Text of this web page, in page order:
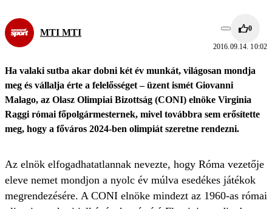
MTI MTI 0
2016.09.14. 10:02
Ha valaki sutba akar dobni két év munkát, világosan mondja
meg és vállalja érte a felelősséget – üzent ismét Giovanni
Malago, az Olasz Olimpiai Bizottság (CONI) elnöke Virginia
Raggi római főpolgármesternek, mivel továbbra sem erősítette
meg, hogy a főváros 2024-ben olimpiát szeretne rendezni.
Az elnök elfogadhatatlannak nevezte, hogy Róma vezetője
eleve nemet mondjon a nyolc év múlva esedékes játékok
megrendezésére. A CONI elnöke mindezt az 1960-as római